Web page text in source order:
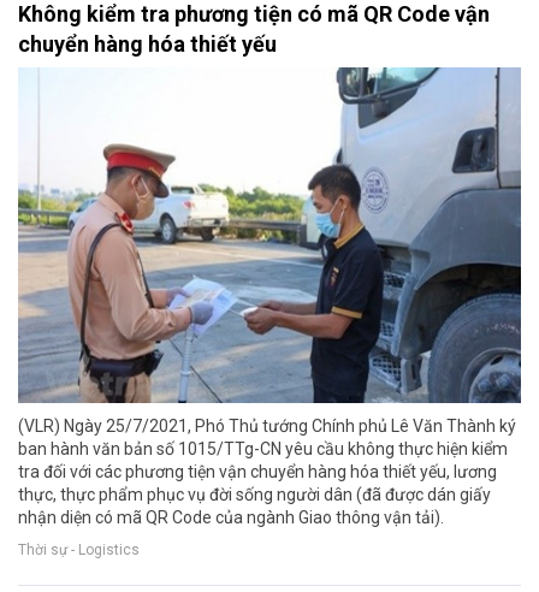
Không kiểm tra phương tiện có mã QR Code vận
chuyển hàng hóa thiết yếu
(VLR) Ngày 25/7/2021, Phó Thủ tướng Chính phủ Lê Văn Thành ký
ban hành văn bản số 1015/TTg-CN yêu cầu không thực hiện kiểm
tra đối với các phương tiện vận chuyển hàng hóa thiết yếu, lương
thực, thực phẩm phục vụ đời sống người dân (đã được dán giấy
nhận diện có mã QR Code của ngành Giao thông vận tải).
Thời sự - Logistics